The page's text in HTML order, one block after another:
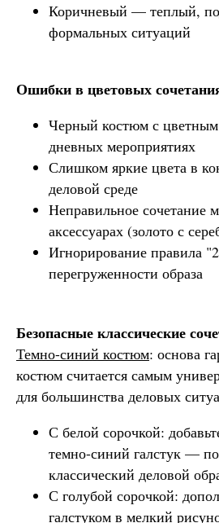
Коричневый — теплый,
формальных ситуаций
Ошибки в цветовых
Черный костюм с цветным
дневных мероприятиях
Слишком яркие цвета в
деловой среде
Неправильное сочетание
аксессуарах (золото с
Игнорирование правила
перегруженности образа
Безопасные классические
Темно-синий костюм: основа
костюм считается самым
для большинства деловых
С белой сорочкой:
темно-синий галстук —
классический деловой
С голубой сорочкой:
галстуком в мелкий